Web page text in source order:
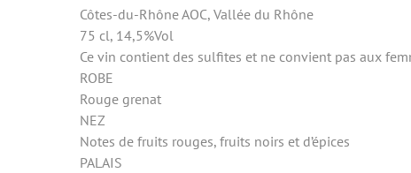
Côtes-du-Rhône AOC, Vallée du Rhône
75 cl, 14,5%Vol
Ce vin contient des sulfites et ne convient pas aux
ROBE
Rouge grenat
NEZ
Notes de fruits rouges, fruits noirs et d’épices
PALAIS